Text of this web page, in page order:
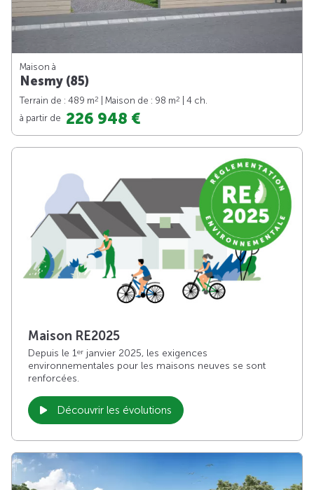
Maison à
Nesmy (85)
Terrain de : 489 m2 | Maison de : 98 m2
| 4 ch.
à partir de 226 948 €
Maison RE2025
Depuis le 1er janvier 2025, les exigences
environnementales pour les maisons neuves se sont
renforcées.
Découvrir les évolutions